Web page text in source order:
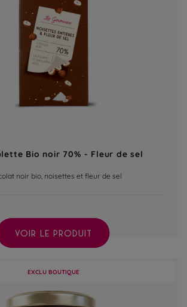
Bio noir 70% - Fleur de sel
noir bio, noisettes et fleur de sel
VOIR LE PRODUIT
EXCLU BOUTIQUE